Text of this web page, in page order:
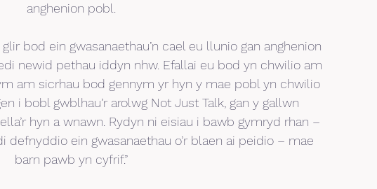
anghenion pobl.
bod ein gwasanaethau’n cael eu llunio gan anghenion
newid pethau iddyn nhw. Efallai eu bod yn chwilio am
am sicrhau bod gennym yr hyn y mae pobl yn chwilio
i bobl gwblhau’r arolwg Not Just Talk, gan y gallwn
hyn a wnawn. Rydyn ni eisiau i bawb gymryd rhan –
ein gwasanaethau o’r blaen ai peidio – mae
barn pawb yn cyfrif.”